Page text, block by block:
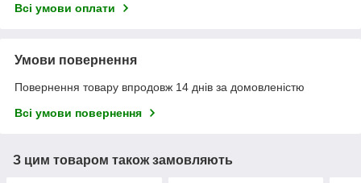
Всі умови оплати
Умови повернення
Повернення товару впродовж 14 днів за домовленістю
Всі умови повернення
З цим товаром також замовляють